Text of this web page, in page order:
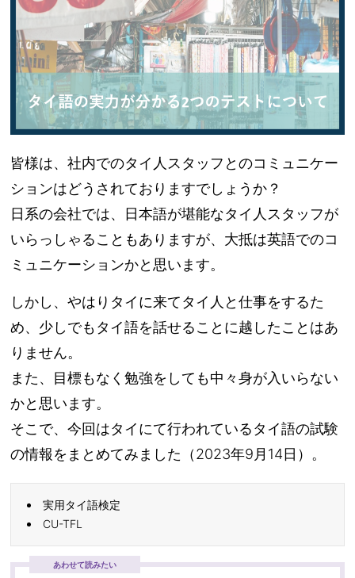
皆様は、社内でのタイ人スタッフとのコミュニケー
ションはどうされておりますでしょうか？
日系の会社では、日本語が堪能なタイ人スタッフが
いらっしゃることもありますが、大抵は英語でのコ
ミュニケーションかと思います。
しかし、やはりタイに来てタイ人と仕事をするた
め、少しでもタイ語を話せることに越したことはあ
りません。
また、目標もなく勉強をしても中々身が入いらない
かと思います。
そこで、今回はタイにて行われているタイ語の試験
の情報をまとめてみました（2023年9月14日）。
実用タイ語検定
CU-TFL
あわせて読みたい